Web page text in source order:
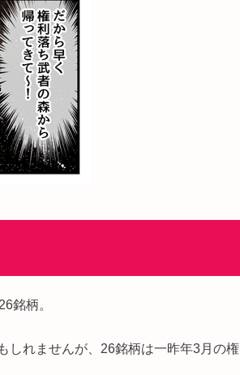
銘柄。
しれませんが、26銘柄は一昨年3月の権